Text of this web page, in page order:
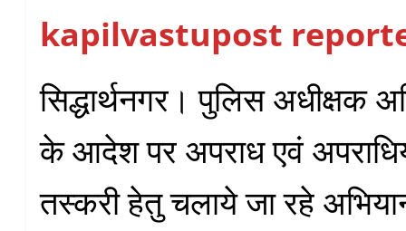
kapilvastupost
सिद्धार्थनगर। पुलिस अधीक्षक
के आदेश पर अपराध एवं
तस्करी हेतु चलाये जा रहे